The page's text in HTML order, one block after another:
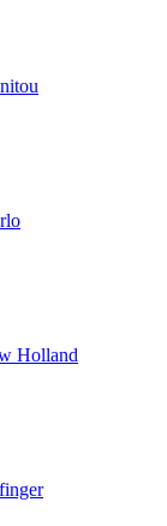
Holland